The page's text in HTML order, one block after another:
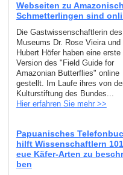
Webseiten zu
Schmetterlingen sind
Die Gastwissenschaftlerin des
Museums Dr. Rose Vieira und
Hubert Höfer haben eine erste
Version des "Field Guide for
Amazonian Butterflies" online
gestellt. Im Laufe ihres von
Kulturstiftung des Bundes...
Hier erfahren Sie mehr >>
Papuanisches
hilft Wissenschaftlern
eue Käfer-Arten zu
ben